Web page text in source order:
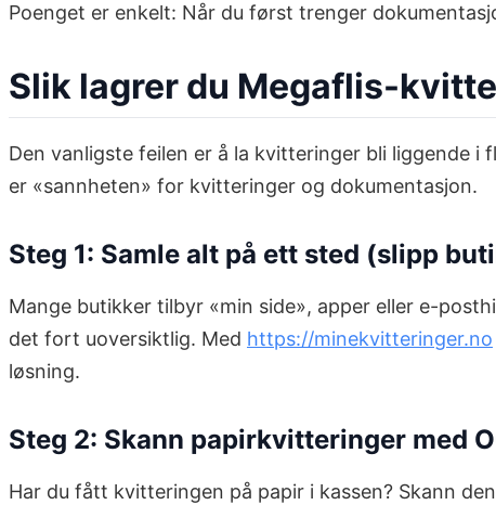
Poenget er enkelt: Når du først trenger
Slik lagrer du Megaflis-
Den vanligste feilen er å la kvitteringer bli liggende
er «sannheten» for kvitteringer og dokumentasjon.
Steg 1: Samle alt på ett sted (slipp
Mange butikker tilbyr «min side», apper eller e-
det fort uoversiktlig. Med https://minekvitteringer.no
løsning.
Steg 2: Skann papirkvitteringer med
Har du fått kvitteringen på papir i kassen? Skann